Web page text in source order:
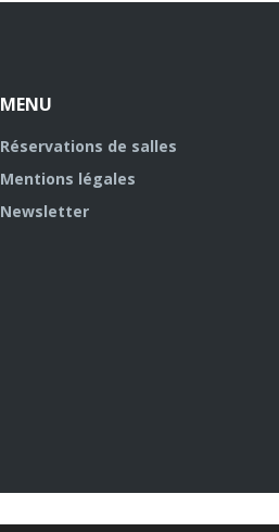
MENU
Réservations de salles
Mentions légales
Newsletter